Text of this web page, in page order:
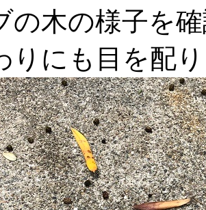
の木の様子を
りにも目を配